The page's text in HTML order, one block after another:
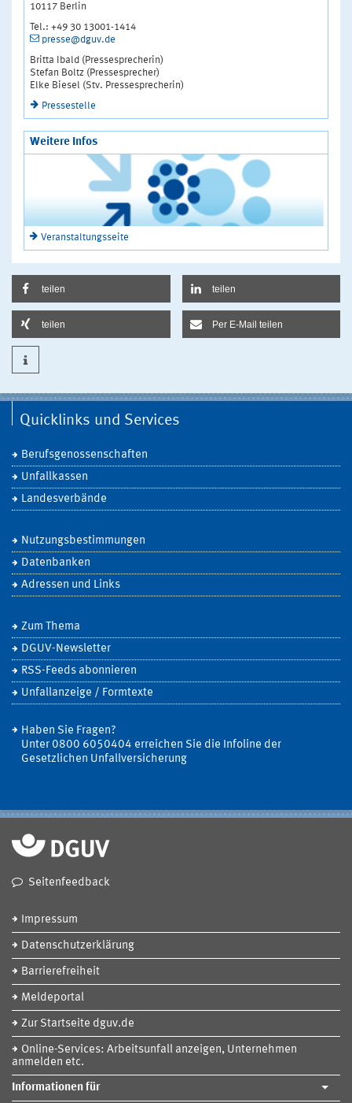
10117 Berlin
Tel.: +49 30 13001-1414
presse@dguv.de
Britta Ibald (Pressesprecherin)
Stefan Boltz (Pressesprecher)
Elke Biesel (Stv. Pressesprecherin)
Pressestelle
Weitere Infos
Veranstaltungsseite
teilen teilen
teilen Per E-Mail teilen
Quicklinks und Services
Berufsgenossenschaften
Unfallkassen
Landesverbände
Nutzungsbestimmungen
Datenbanken
Adressen und Links
Zum Thema
DGUV-Newsletter
RSS-Feeds abonnieren
Unfallanzeige / Formtexte
Haben Sie Fragen?
Unter 0800 6050404 erreichen Sie die Infoline der
Gesetzlichen Unfallversicherung
Seitenfeedback
Impressum
Datenschutzerklärung
Barrierefreiheit
Meldeportal
Zur Startseite dguv.de
Online-Services: Arbeitsunfall anzeigen, Unternehmen
anmelden etc.
Informationen für